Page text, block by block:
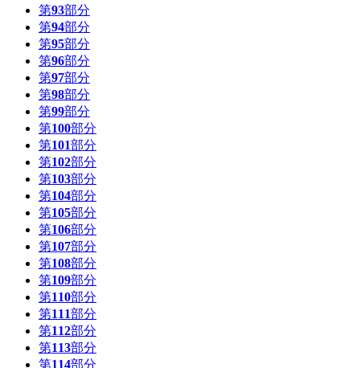
第93部分
第94部分
第95部分
第96部分
第97部分
第98部分
第99部分
第100部分
第101部分
第102部分
第103部分
第104部分
第105部分
第106部分
第107部分
第108部分
第109部分
第110部分
第111部分
第112部分
第113部分
第114部分